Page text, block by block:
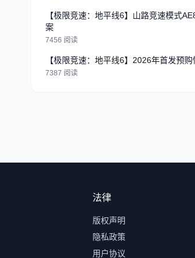
【极限竞速：地平线6】山路竞速模式
案
7456 阅读
【极限竞速：地平线6】2026年首发预
7387 阅读
法律
版权声明
隐私政策
用户协议